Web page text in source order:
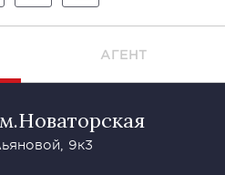
АГЕНТ
9к3